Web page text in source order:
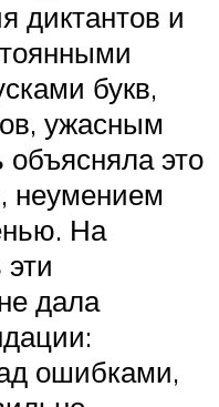
диктантов и
букв,
ужасным
объясняла это
неумением
На
дала
ошибками,